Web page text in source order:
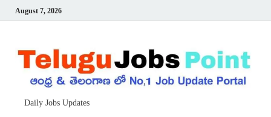
August 7, 2026
Daily Jobs Updates